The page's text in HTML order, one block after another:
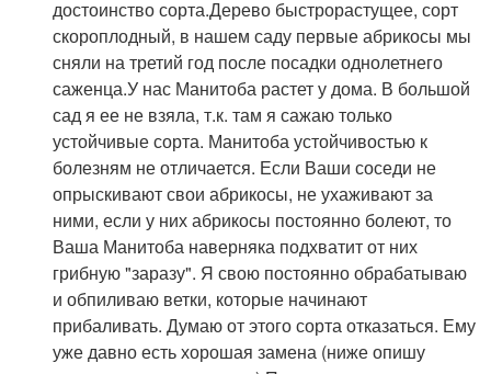
достоинство сорта.Дерево быстрорастущее, сорт
скороплодный, в нашем саду первые абрикосы мы
сняли на третий год после посадки однолетнего
саженца.У нас Манитоба растет у дома. В большой
сад я ее не взяла, т.к. там я сажаю только
устойчивые сорта. Манитоба устойчивостью к
болезням не отличается. Если Ваши соседи не
опрыскивают свои абрикосы, не ухаживают за
ними, если у них абрикосы постоянно болеют, то
Ваша Манитоба наверняка подхватит от них
грибную "заразу". Я свою постоянно обрабатываю
и обпиливаю ветки, которые начинают
прибаливать. Думаю от этого сорта отказаться. Ему
уже давно есть хорошая замена (ниже опишу